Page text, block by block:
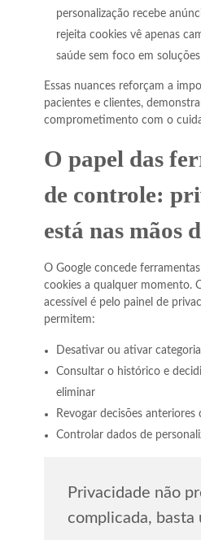
personalização recebe
rejeita cookies vê apenas
saúde sem foco em
Essas nuances reforçam a
pacientes e clientes,
comprometimento com o
O papel das
de controle:
está nas mãos
O Google concede
cookies a qualquer momento.
acessível é pelo painel de
permitem:
Desativar ou ativar
Consultar o histórico e
eliminar
Revogar decisões
Controlar dados de
Privacidade não
complicada, basta